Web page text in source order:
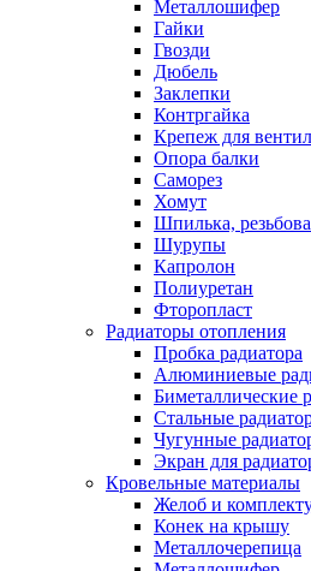
Металлошифер
Гайки
Гвозди
Дюбель
Заклепки
Контргайка
Крепеж для
Опора балки
Саморез
Хомут
Шпилька,
Шурупы
Капролон
Полиуретан
Фторопласт
Радиаторы отопления
Пробка радиатора
Алюминиевые
Биметаллические
Стальные
Чугунные
Экран для
Кровельные материалы
Желоб и
Конек на крышу
Металлочерепица